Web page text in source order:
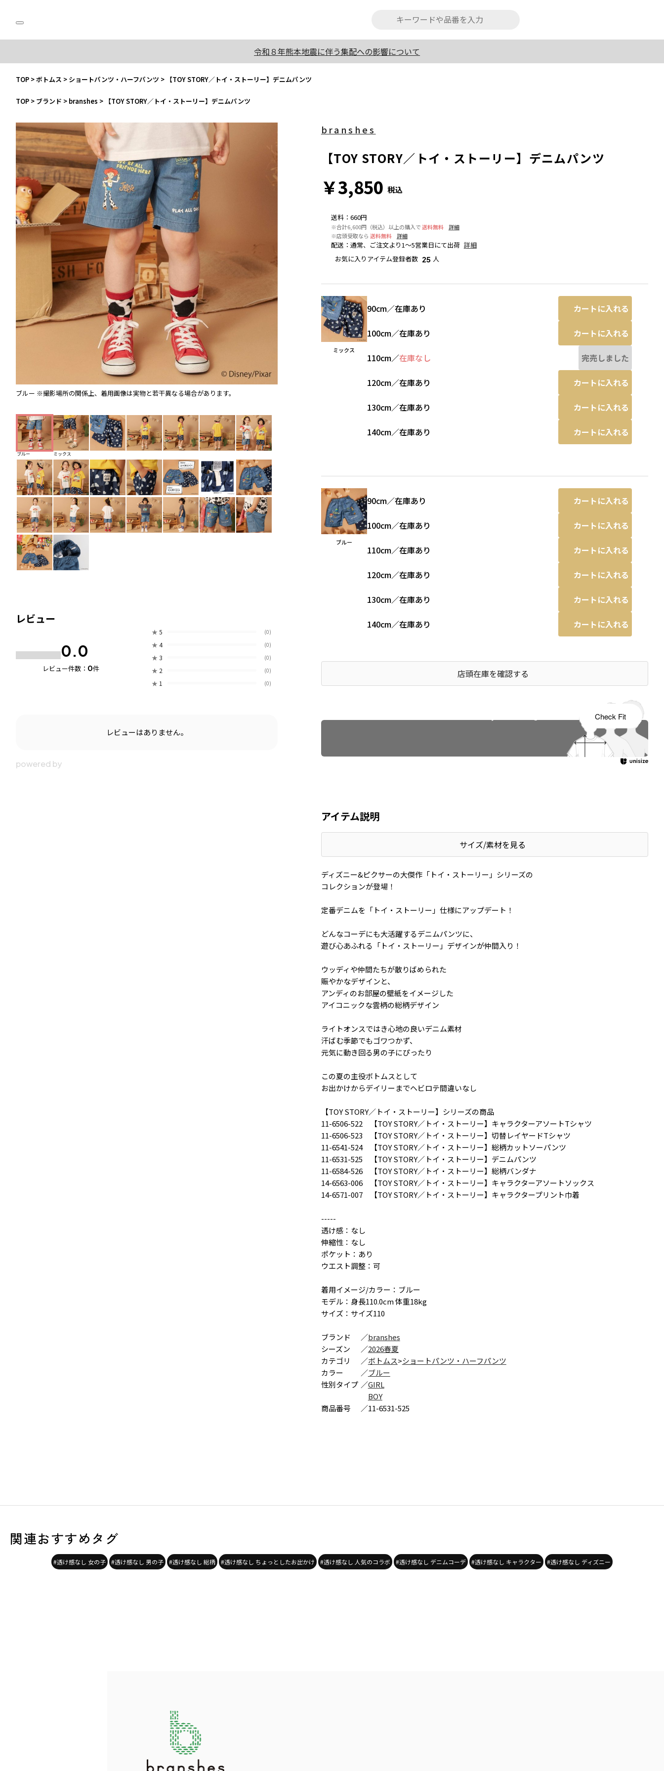
令和８年熊本地震に伴う集配への影響について
TOP >ボトムス > ショートパンツ・ハーフパンツ > 【TOY STORY／トイ・ストーリー】デニムパンツ
TOP > ブランド > branshes > 【TOY STORY／トイ・ストーリー】デニムパンツ
ブルー ※撮影場所の関係上、着用画像は実物と若干異なる場合があります。 ミックス
ブルー ミックス
レビュー
0.0
レビュー件数： 0件
★ 5 (0)
★ 4 (0)
★ 3 (0)
★ 2 (0)
★ 1 (0)
レビューはありません。
送料： 660円
※合計6,600円（税込）以上の購入で送料無料
詳細
※店頭受取なら 送料無料 詳細
配送 ： 通常、ご注文より1～5営業日にて出荷 詳細
お気に入りアイテム登録者数 25 人
branshes
【TOY STORY／トイ・ストーリー】デニムパンツ
￥3,850 税込
ミックス
90cm／在庫あり カートに入れる
100cm／在庫あり カートに入れる
110cm／在庫なし 完売しました
120cm／在庫あり カートに入れる
130cm／在庫あり カートに入れる
140cm／在庫あり カートに入れる
ブルー
90cm／在庫あり カートに入れる
100cm／在庫あり カートに入れる
110cm／在庫あり カートに入れる
120cm／在庫あり カートに入れる
130cm／在庫あり カートに入れる
140cm／在庫あり カートに入れる
店頭在庫を確認する
アイテム説明
サイズ/素材を見る
ディズニー&ピクサーの大傑作「トイ・ストーリー」シリーズの
コレクションが登場！
定番デニムを「トイ・ストーリー」仕様にアップデート！
どんなコーデにも大活躍するデニムパンツに、
遊び心あふれる「トイ・ストーリー」デザインが仲間入り！
ウッディや仲間たちが散りばめられた
賑やかなデザインと、
アンディのお部屋の壁紙をイメージした
アイコニックな雲柄の総柄デザイン
ライトオンスではき心地の良いデニム素材
汗ばむ季節でもゴワつかず、
元気に動き回る男の子にぴったり
この夏の主役ボトムスとして
お出かけからデイリーまでヘビロテ間違いなし
【TOY STORY／トイ・ストーリー】シリーズの商品
11-6506-522 【TOY STORY／トイ・ストーリー】キャラクターアソートTシャツ
11-6506-523 【TOY STORY／トイ・ストーリー】切替レイヤードTシャツ
11-6541-524 【TOY STORY／トイ・ストーリー】総柄カットソーパンツ
11-6531-525 【TOY STORY／トイ・ストーリー】デニムパンツ
11-6584-526 【TOY STORY／トイ・ストーリー】総柄バンダナ
14-6563-006 【TOY STORY／トイ・ストーリー】キャラクターアソートソックス
14-6571-007 【TOY STORY／トイ・ストーリー】キャラクタープリント巾着
-----
透け感：なし
伸縮性：なし
ポケット：あり
ウエスト調整：可
着用イメージ/カラー：ブルー
モデル：身長110.0cm 体重18kg
サイズ：サイズ110
ブランド ／branshes
シーズン
／2026春夏
カテゴリ
／ボトムス>ショートパンツ・ハーフパンツ
カラー
／ブルー
性別タイプ ／GIRL
BOY
商品番号
／11-6531-525
Check Fit
関連おすすめタグ
#透け感なし 女の子 #透け感なし 男の子 #透け感なし 総柄 #透け感なし ちょっとしたお出かけ #透け感なし 人気のコラボ #透け感なし デニムコーデ #透け感なし キャラクター #透け感なし ディズニー